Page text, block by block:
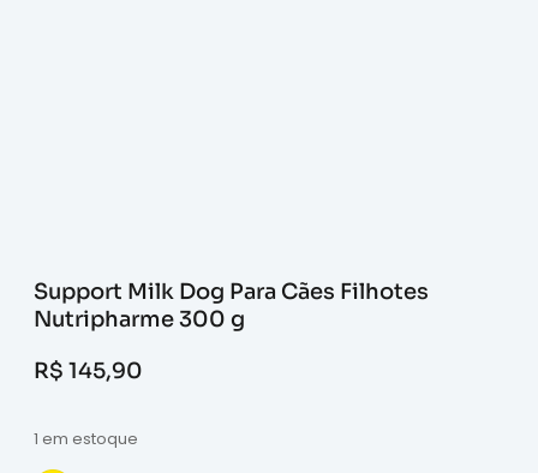
Support Milk Dog Para Cães Filhotes
Nutripharme 300 g
R$ 145,90
1 em estoque